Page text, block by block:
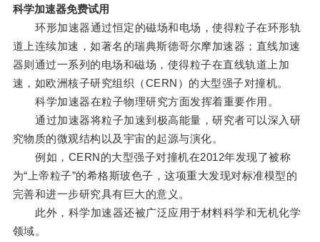
科学加速器免费试用
环形加速器通过恒定的磁场和电场，使得粒子在环形轨
道上连续加速，如著名的瑞典斯德哥尔摩加速器；直线加速
器则通过一系列的电场和磁场，使得粒子在直线轨道上加
速，如欧洲核子研究组织（CERN）的大型强子对撞机。
科学加速器在粒子物理研究方面发挥着重要作用。
通过加速器将粒子加速到极高能量，研究者可以深入研
究物质的微观结构以及宇宙的起源与演化。
例如，CERN的大型强子对撞机在2012年发现了被称
为“上帝粒子”的希格斯玻色子，这项重大发现对标准模型的
完善和进一步研究具有巨大的意义。
此外，科学加速器还被广泛应用于材料科学和无机化学
领域。